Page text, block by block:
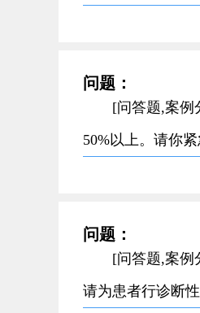
问题：
[问答题,案例
50%以上。请你
问题：
[问答题,案例
请为患者行诊断性